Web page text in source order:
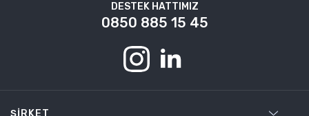
DESTEK HATTIMIZ
0850 885 15 45